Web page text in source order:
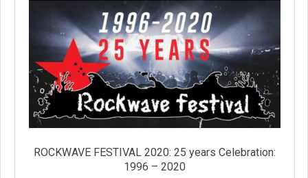
ROCKWAVE FESTIVAL 2020: 25 years Celebration:
1996 – 2020